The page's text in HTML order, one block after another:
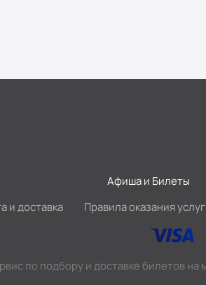
Афиша и Билеты
и доставка Правила оказания услуг
по подбору и доставке билетов